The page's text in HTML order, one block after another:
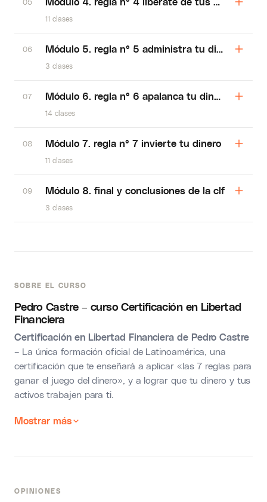
SOBRE EL CURSO
Pedro Castre – curso Certificación en Libertad
Financiera
Certificación en Libertad Financiera de Pedro Castre
– La única formación oficial de Latinoamérica, una
certificación que te enseñará a aplicar «las 7 reglas para
ganar el juego del dinero», y a lograr que tu dinero y tus
activos trabajen para ti.
Mostrar más
11 clases
06 Módulo 5. regla n° 5 administra tu dinero
3 clases
07 Módulo 6. regla n° 6 apalanca tu dinero
14 clases
08 Módulo 7. regla n° 7 invierte tu dinero
11 clases
09 Módulo 8. final y conclusiones de la clf
3 clases
OPINIONES